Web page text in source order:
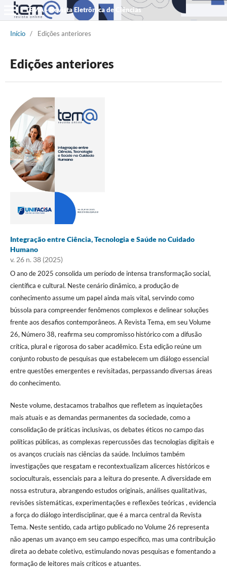
TEMA - Revista Eletrônica de Ciências
Início / Edições anteriores
Edições anteriores
Integração entre Ciência, Tecnologia e Saúde no Cuidado
Humano
v. 26 n. 38 (2025)
O ano de 2025 consolida um período de intensa transformação social,
científica e cultural. Neste cenário dinâmico, a produção de
conhecimento assume um papel ainda mais vital, servindo como
bússola para compreender fenômenos complexos e delinear soluções
frente aos desafios contemporâneos. A Revista Tema, em seu Volume
26, Número 38, reafirma seu compromisso histórico com a difusão
crítica, plural e rigorosa do saber acadêmico. Esta edição reúne um
conjunto robusto de pesquisas que estabelecem um diálogo essencial
entre questões emergentes e revisitadas, perpassando diversas áreas
do conhecimento.
Neste volume, destacamos trabalhos que refletem as inquietações
mais atuais e as demandas permanentes da sociedade, como a
consolidação de práticas inclusivas, os debates éticos no campo das
políticas públicas, as complexas repercussões das tecnologias digitais e
os avanços cruciais nas ciências da saúde. Incluímos também
investigações que resgatam e recontextualizam alicerces históricos e
socioculturais, essenciais para a leitura do presente. A diversidade em
nossa estrutura, abrangendo estudos originais, análises qualitativas,
revisões sistemáticas, experimentações e reflexões teóricas , evidencia
a força do diálogo interdisciplinar, que é a marca central da Revista
Tema. Neste sentido, cada artigo publicado no Volume 26 representa
não apenas um avanço em seu campo específico, mas uma contribuição
direta ao debate coletivo, estimulando novas pesquisas e fomentando a
formação de leitores mais críticos e atuantes.